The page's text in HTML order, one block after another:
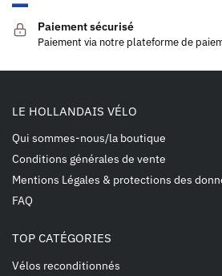
Paiement sécurisé
Paiement via notre plateforme de
LE HOLLANDAIS VÉLO
Qui sommes-nous/la boutique
Conditions générales de vente
Mentions Légales & protections des
FAQ
TOP CATÉGORIES
Vélos reconditionnés